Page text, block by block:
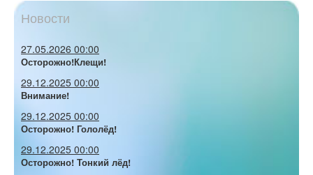
Новости
27.05.2026 00:00
Осторожно!Клещи!
29.12.2025 00:00
Внимание!
29.12.2025 00:00
Осторожно! Гололёд!
29.12.2025 00:00
Осторожно! Тонкий лёд!